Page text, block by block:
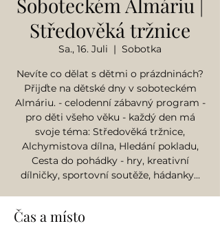
Soboteckém Almáriu |
Středověká tržnice
Sa., 16. Juli
  |
Sobotka
Nevíte co dělat s dětmi o prázdninách?
Přijďte na dětské dny v soboteckém
Almáriu. - celodenní zábavný program -
pro děti všeho věku - každý den má
svoje téma: Středověká tržnice,
Alchymistova dílna, Hledání pokladu,
Cesta do pohádky - hry, kreativní
dílničky, sportovní soutěže, hádanky...
Čas a místo